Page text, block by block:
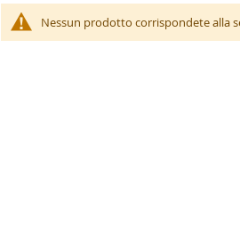
Nessun prodotto corrispondete alla